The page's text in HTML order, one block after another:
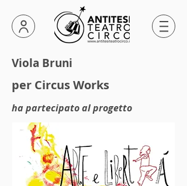
Viola Bruni
per Circus Works
ha partecipato al progetto